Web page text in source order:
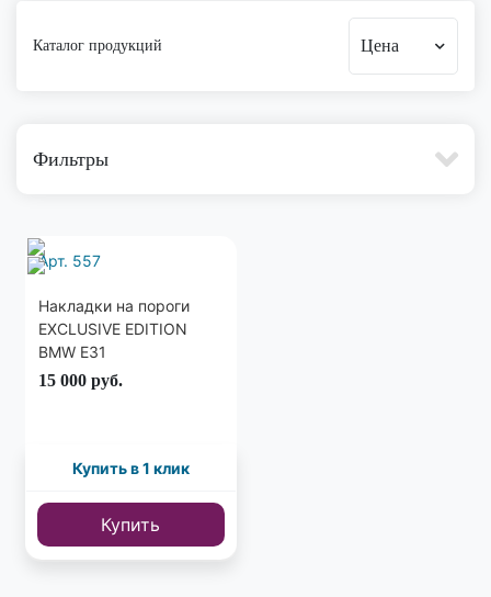
Каталог продукций Цена
Фильтры
Арт. 557
Накладки на пороги
EXCLUSIVE EDITION
BMW E31
15 000 руб.
Купить в 1 клик
Купить